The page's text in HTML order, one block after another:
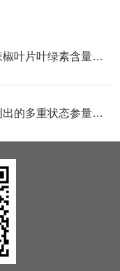
基于高光谱成像技术的辣椒叶片叶绿素含量估算
高光谱成像光谱仪中探测出的多重状态参量大大提高了精确度和可靠性